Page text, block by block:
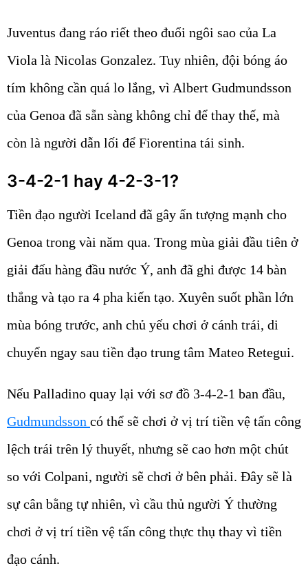
Juventus đang ráo riết theo đuổi ngôi sao của La
Viola là Nicolas Gonzalez. Tuy nhiên, đội bóng áo
tím không cần quá lo lắng, vì Albert Gudmundsson
của Genoa đã sẵn sàng không chỉ để thay thế, mà
còn là người dẫn lối để Fiorentina tái sinh.
3-4-2-1 hay 4-2-3-1?
Tiền đạo người Iceland đã gây ấn tượng mạnh cho
Genoa trong vài năm qua. Trong mùa giải đầu tiên ở
giải đấu hàng đầu nước Ý, anh đã ghi được 14 bàn
thắng và tạo ra 4 pha kiến ​​tạo. Xuyên suốt phần lớn
mùa bóng trước, anh chủ yếu chơi ở cánh trái, di
chuyển ngay sau tiền đạo trung tâm Mateo Retegui.
Nếu Palladino quay lại với sơ đồ 3-4-2-1 ban đầu,
Gudmundsson có thể sẽ chơi ở vị trí tiền vệ tấn công
lệch trái trên lý thuyết, nhưng sẽ cao hơn một chút
so với Colpani, người sẽ chơi ở bên phải. Đây sẽ là
sự cân bằng tự nhiên, vì cầu thủ người Ý thường
chơi ở vị trí tiền vệ tấn công thực thụ thay vì tiền
đạo cánh.